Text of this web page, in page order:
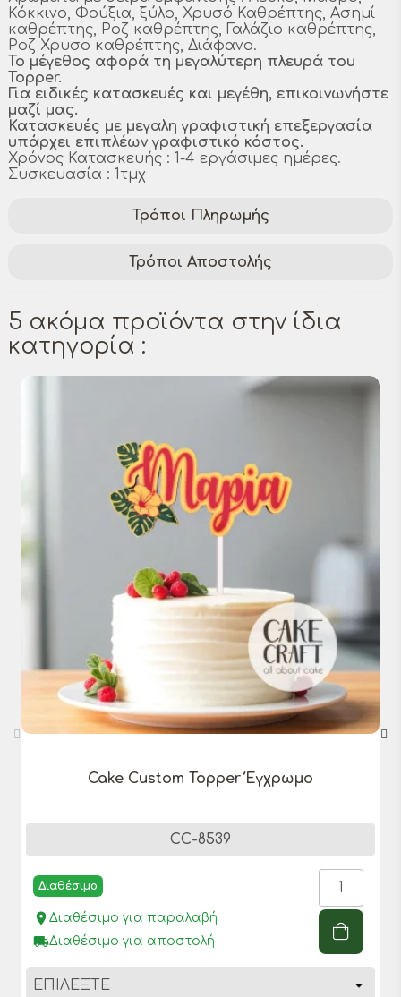
Κόκκινο, Φούξια, ξύλο, Χρυσό Καθρέπτης, Ασημί
καθρέπτης, Ροζ καθρέπτης, Γαλάζιο καθρέπτης,
Ροζ Χρυσο καθρέπτης, Διάφανο.
Το μέγεθος αφορά τη μεγαλύτερη πλευρά του
Topper.
Για ειδικές κατασκευές και μεγέθη, επικοινωνήστε
μαζί μας.
Κατασκευές με μεγαλη γραφιστική επεξεργασία
υπάρχει επιπλέων γραφιστικό κόστος.
Χρόνος Κατασκευής : 1-4 εργάσιμες ημέρες.
Συσκευασία : 1τμχ
Τρόποι Πληρωμής
Τρόποι Αποστολής
5 ακόμα προϊόντα στην ίδια
κατηγορία :
Cake Custom Topper Έγχρωμο
CC-8539
Διαθέσιμο
place Διαθέσιμο για παραλαβή
local_shippingΔιαθέσιμο για αποστολή